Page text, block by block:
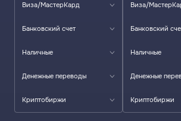
Виза/МастерКард
Банковский счет
Наличные
Денежные переводы
Криптобиржи
Виза/
Банковский
Наличные
Денежные
Криптобиржи